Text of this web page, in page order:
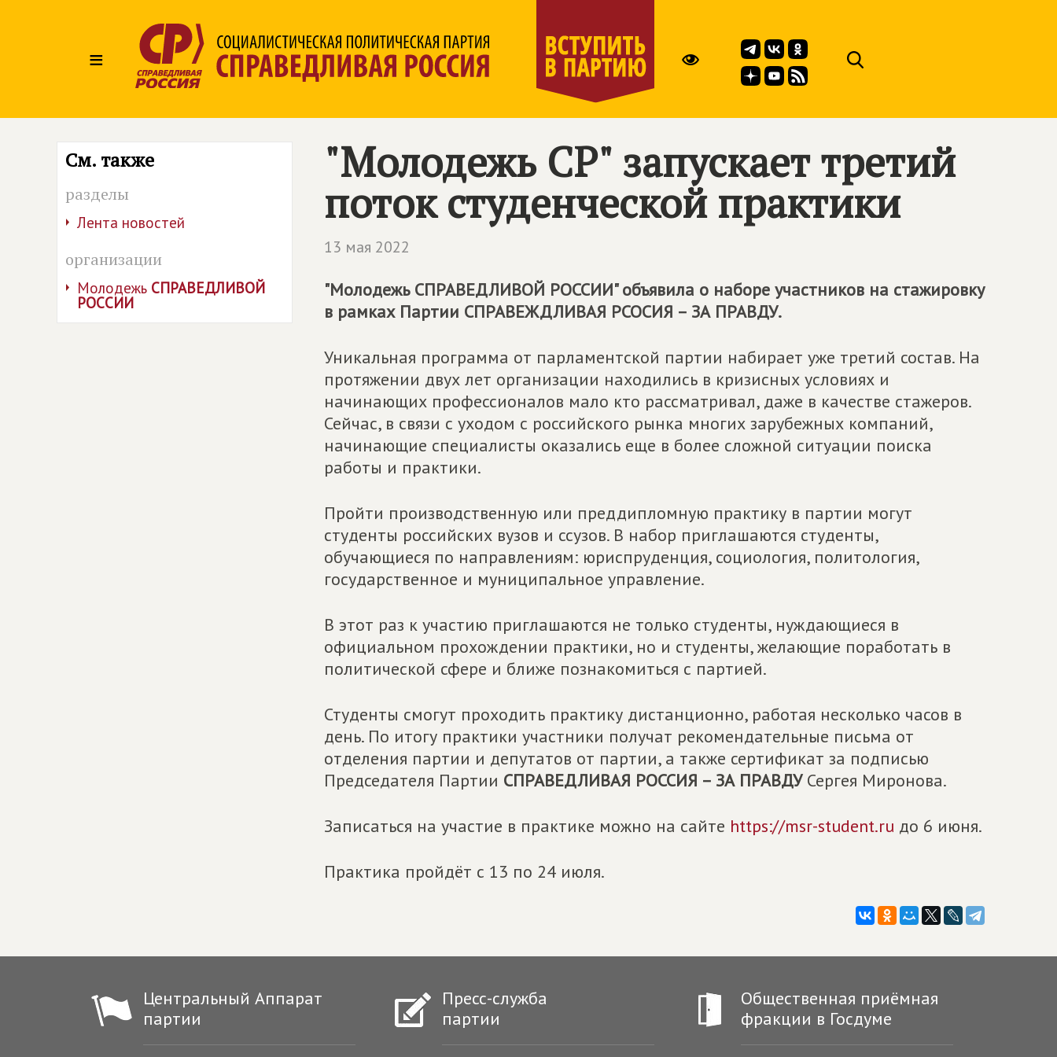
≡
См. также
разделы
Лента новостей
организации
Молодежь СПРАВЕДЛИВОЙ
РОССИИ
"Молодежь СР" запускает третий
поток студенческой практики
13 мая 2022
"Молодежь СПРАВЕДЛИВОЙ РОССИИ" объявила о наборе участников на стажировку
в рамках Партии СПРАВЕЖДЛИВАЯ РСОСИЯ – ЗА ПРАВДУ.
Уникальная программа от парламентской партии набирает уже третий состав. На
протяжении двух лет организации находились в кризисных условиях и
начинающих профессионалов мало кто рассматривал, даже в качестве стажеров.
Сейчас, в связи с уходом с российского рынка многих зарубежных компаний,
начинающие специалисты оказались еще в более сложной ситуации поиска
работы и практики.
Пройти производственную или преддипломную практику в партии могут
студенты российских вузов и ссузов. В набор приглашаются студенты,
обучающиеся по направлениям: юриспруденция, социология, политология,
государственное и муниципальное управление.
В этот раз к участию приглашаются не только студенты, нуждающиеся в
официальном прохождении практики, но и студенты, желающие поработать в
политической сфере и ближе познакомиться с партией.
Студенты смогут проходить практику дистанционно, работая несколько часов в
день. По итогу практики участники получат рекомендательные письма от
отделения партии и депутатов от партии, а также сертификат за подписью
Председателя Партии СПРАВЕДЛИВАЯ РОССИЯ – ЗА ПРАВДУСергея Миронова.
Записаться на участие в практике можно на сайте https://msr-student.ru до 6 июня.
Практика пройдёт с 13 по 24 июля.
Центральный Аппарат
партии
Пресс-служба
партии
Общественная приёмная
фракции в Госдуме